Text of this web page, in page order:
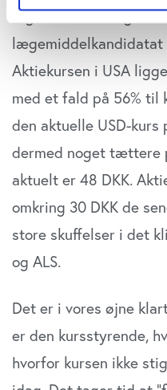
Hvis du tillader det, vil vi
Indsamle præcise
der kan være nøjagtig
Identificere din
dens unikke
Dine valg anvendes på
Vi bruger cookies til at
annoncer, til at vise dig
at analysere vores trafik.
din brug af vores website
sociale medier,
data med andre
samtykker til vores
anvende vores
afgørelse om en
lægemiddelkandidatat
Aktiekursen i USA
med et fald på 56% til
den aktuelle USD-kurs
dermed noget tættere
aktuelt er 48 DKK.
omkring 30 DKK de
store skuffelser i det
og ALS.
Det er i vores øjne
er den kursstyrende,
hvorfor kursen ikke